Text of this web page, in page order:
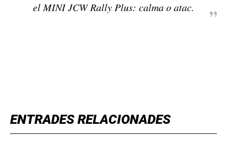
ENTRADES RELACIONADES
el MINI JCW Rally Plus: calma o atac.